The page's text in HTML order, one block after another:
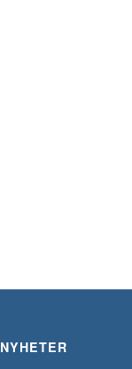
NYHETER